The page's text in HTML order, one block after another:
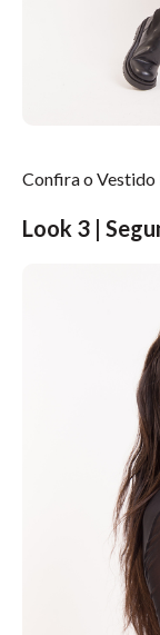
Confira o Vestido
Look 3 |